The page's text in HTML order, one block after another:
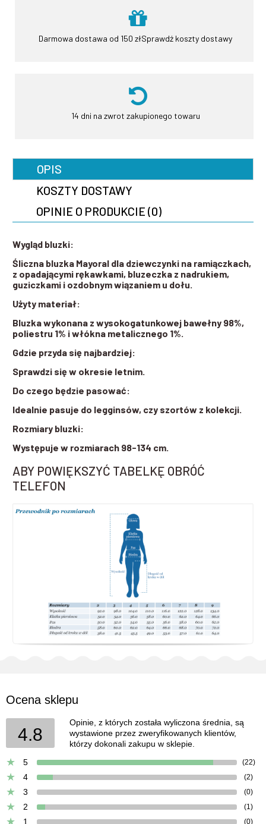
Darmowa dostawa od 150 złSprawdź koszty dostawy
14 dni na zwrot zakupionego towaru
OPIS
KOSZTY DOSTAWY
OPINIE O PRODUKCIE (0)
Wygląd bluzki:
Śliczna bluzka Mayoral dla dziewczynki na ramiączkach,
z opadającymi rękawkami, bluzeczka z nadrukiem,
guziczkami i ozdobnym wiązaniem u dołu.
Użyty materiał:
Bluzka wykonana z wysokogatunkowej bawełny 98%,
poliestru 1% i włókna metalicznego 1%.
Gdzie przyda się najbardziej:
Sprawdzi się w okresie letnim.
Do czego będzie pasować:
Idealnie pasuje do legginsów, czy szortów z kolekcji.
Rozmiary bluzki:
Występuje w rozmiarach 98-134 cm.
ABY POWIĘKSZYĆ TABELKĘ OBRÓĆ
TELEFON
Ocena sklepu
4.8
Opinie, z których została wyliczona średnia, są
wystawione przez zweryfikowanych klientów,
którzy dokonali zakupu w sklepie.
5
(22)
4 (2)
3 (0)
2 (1)
1 (0)